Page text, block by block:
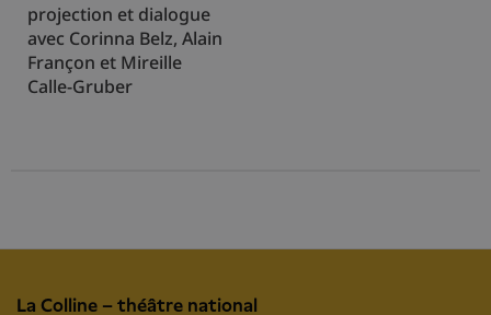
projection et dialogue
avec Corinna Belz, Alain
Françon et Mireille
Calle-Gruber
La Colline – théâtre national